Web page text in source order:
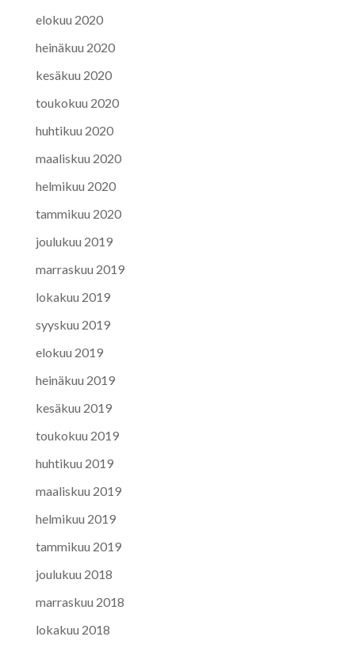
elokuu 2020
heinäkuu 2020
kesäkuu 2020
toukokuu 2020
huhtikuu 2020
maaliskuu 2020
helmikuu 2020
tammikuu 2020
joulukuu 2019
marraskuu 2019
lokakuu 2019
syyskuu 2019
elokuu 2019
heinäkuu 2019
kesäkuu 2019
toukokuu 2019
huhtikuu 2019
maaliskuu 2019
helmikuu 2019
tammikuu 2019
joulukuu 2018
marraskuu 2018
lokakuu 2018